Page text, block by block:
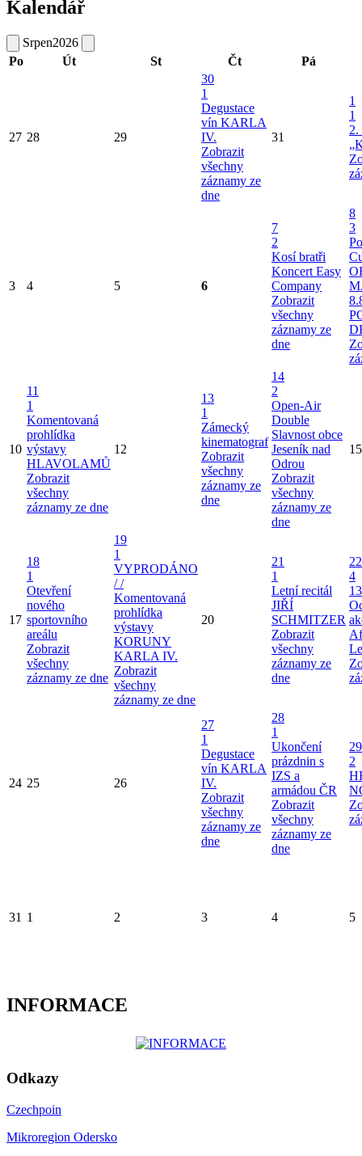
Kalendář
Srpen2026
Po
Út St Čt Pá
27 28 29
30
1
Degustace
vín KARLA
IV.
Zobrazit
všechny
záznamy ze
dne
31
1
1
2.
3 4 5 6
7
2
Kosí bratři
Koncert Easy
Company
Zobrazit
všechny
záznamy ze
dne
8
3
10
11
1
Komentovaná
prohlídka
výstavy
HLAVOLAMŮ
Zobrazit
všechny
záznamy ze dne
12
13
1
Zámecký
kinematograf
Zobrazit
všechny
záznamy ze
dne
14
2
Open-Air
Double
Slavnost obce
Jeseník nad
Odrou
Zobrazit
všechny
záznamy ze
dne
15
17
18
1
Otevření
nového
sportovního
areálu
Zobrazit
všechny
záznamy ze dne
19
1
VYPRODÁNO
/ /
Komentovaná
prohlídka
výstavy
KORUNY
KARLA IV.
Zobrazit
všechny
záznamy ze dne
20
21
1
Letní recitál
JIŘÍ
SCHMITZER
Zobrazit
všechny
záznamy ze
dne
22
4
24 25 26
27
1
Degustace
vín KARLA
IV.
Zobrazit
všechny
záznamy ze
dne
28
1
Ukončení
prázdnin s
IZS a
armádou ČR
Zobrazit
všechny
záznamy ze
dne
29
2
31 1 2 3 4 5
INFORMACE
Odkazy
Czechpoin
Mikroregion Odersko